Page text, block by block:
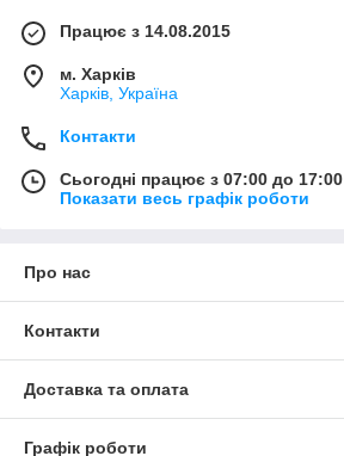
Працює з 14.08.2015
м. Харків
Харків, Україна
Контакти
Сьогодні працює з 07:00 до 17:00
Показати весь графік роботи
Про нас
Контакти
Доставка та оплата
Графік роботи